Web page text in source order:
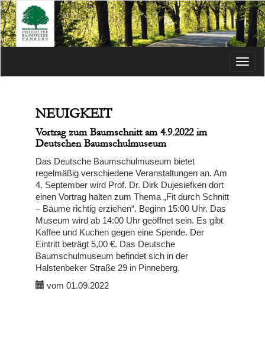
Menü
NEUIGKEIT
Vortrag zum Baumschnitt am 4.9.2022 im
Deutschen Baumschulmuseum
Das Deutsche Baumschulmuseum bietet
regelmäßig verschiedene Veranstaltungen an. Am
4. September wird Prof. Dr. Dirk Dujesiefken dort
einen Vortrag halten zum Thema „Fit durch Schnitt
– Bäume richtig erziehen“. Beginn 15:00 Uhr. Das
Museum wird ab 14:00 Uhr geöffnet sein. Es gibt
Kaffee und Kuchen gegen eine Spende. Der
Eintritt beträgt 5,00 €. Das Deutsche
Baumschulmuseum befindet sich in der
Halstenbeker Straße 29 in Pinneberg.
vom 01.09.2022